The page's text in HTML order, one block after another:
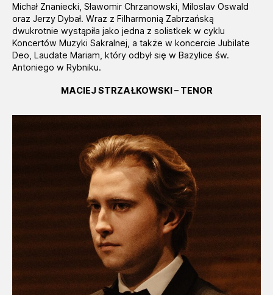
Michał Znaniecki, Sławomir Chrzanowski, Miloslav Oswald
oraz Jerzy Dybał. Wraz z Filharmonią Zabrzańską
dwukrotnie wystąpiła jako jedna z solistkek w cyklu
Koncertów Muzyki Sakralnej, a także w koncercie Jubilate
Deo, Laudate Mariam, który odbył się w Bazylice św.
Antoniego w Rybniku.
MACIEJ STRZAŁKOWSKI – TENOR